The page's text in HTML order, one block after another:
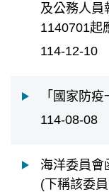
及公務人員
1140701起
114-12-10
「國家防
114-08-08
海洋委員會
(下稱該委